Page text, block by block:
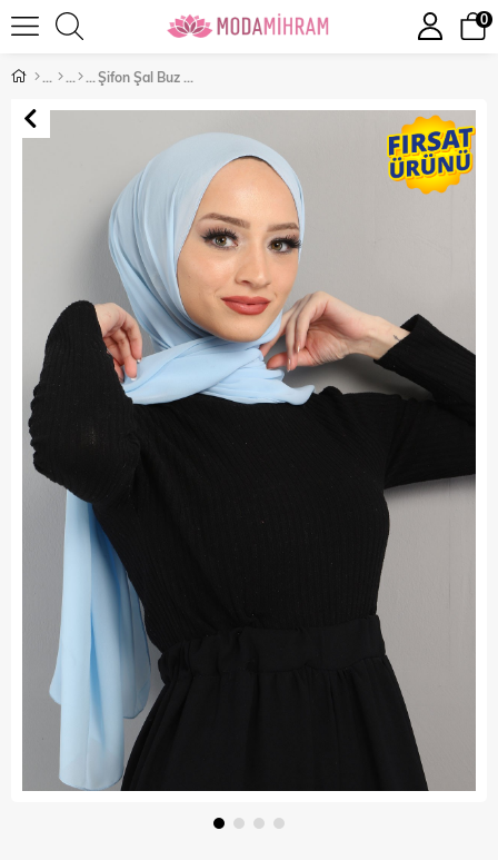
0
Şifon Şal Buz Mavisi 3011